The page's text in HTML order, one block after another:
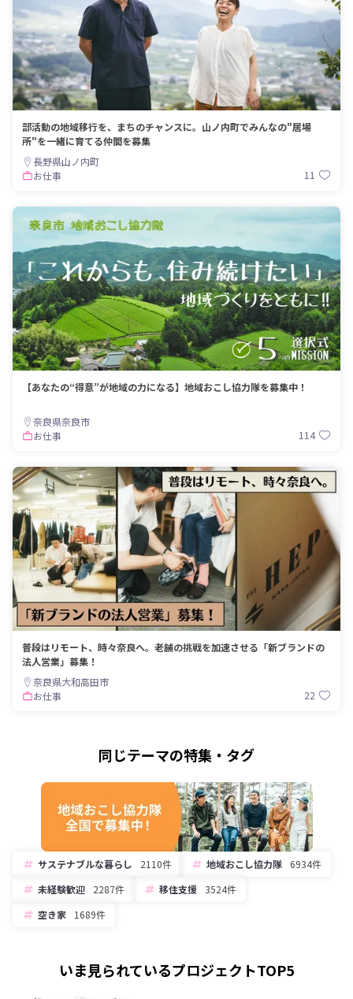
部活動の地域移行を、まちのチャンスに。山ノ内町でみんなの"居場
所"を一緒に育てる仲間を募集
長野県山ノ内町
お仕事
11
【あなたの“得意”が地域の力になる】地域おこし協力隊を募集中！
奈良県奈良市
お仕事
114
普段はリモート、時々奈良へ。老舗の挑戦を加速させる「新ブランドの
法人営業」募集！
奈良県大和高田市
お仕事
22
同じテーマの特集・タグ
サステナブルな暮らし 2110件 地域おこし協力隊
6934件
未経験歓迎
2287件 移住支援 3524件
空き家
1689件
いま見られているプロジェクトTOP5